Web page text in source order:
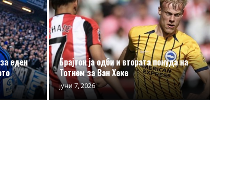
еден
Брајтон ја одби и втората понуда на
Тотнем за Ван Хеке
јуни 7, 2026